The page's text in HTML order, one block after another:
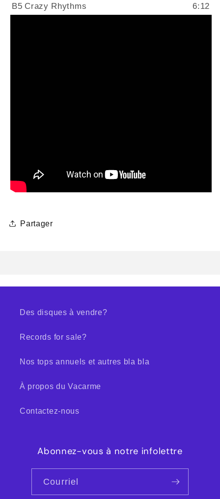
B5 Crazy Rhythms 6:12
Partager
Des disques à vendre?
Records for sale?
Nos tops annuels et autres bla bla
À propos du Vacarme
Contactez-nous
Abonnez-vous à notre infolettre
Courriel